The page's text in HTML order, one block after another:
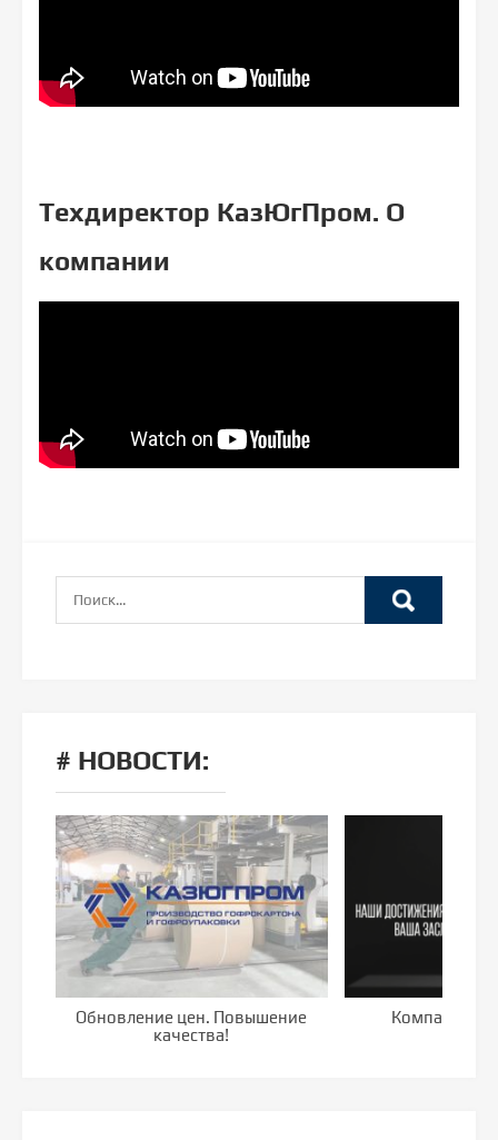
Техдиректор КазЮгПром. О
компании
# НОВОСТИ:
Обновление цен. Повышение
качества!
Компания